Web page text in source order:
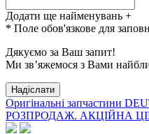
Додати ще найменувань +
* Поле обов'язкове для
Дякуємо за Ваш запит!
Ми зв’яжемося з Вами
Оригінальні запчастини
РОЗПРОДАЖ. АКЦІЙНА